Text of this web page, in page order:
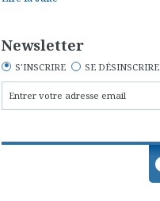
Newsletter
S'INSCRIRE SE DÉSINSCRIRE